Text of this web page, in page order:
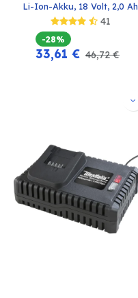
Li-Ion-Akku, 18 Volt, 2,0 Ah
41
-28%
33,61 € 46,72€